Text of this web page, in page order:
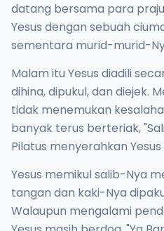
datang bersama para
Yesus dengan sebuah
sementara murid-murid-
Malam itu Yesus diadili
dihina, dipukul, dan diejek.
tidak menemukan
banyak terus berteriak,
Pilatus menyerahkan
Yesus memikul salib-Nya
tangan dan kaki-Nya
Walaupun mengalami